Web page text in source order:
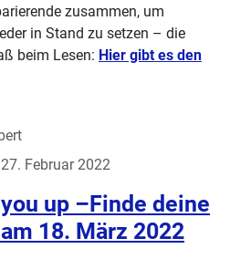
zusammen, um
in Stand zu setzen – die
beim Lesen: Hier gibt es den
Februar 2022
up –Finde deine
18. März 2022